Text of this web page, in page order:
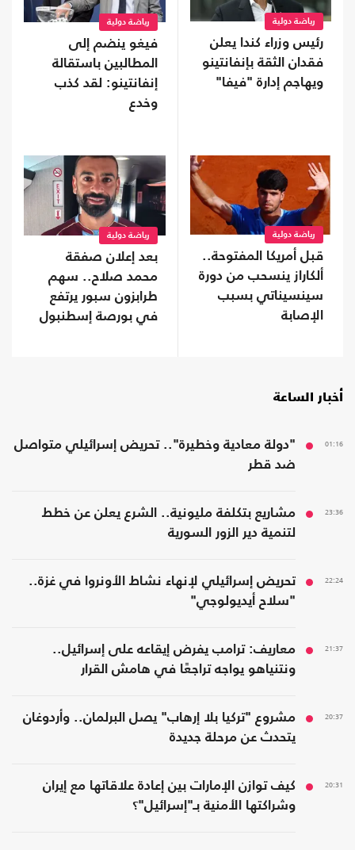
رياضة دولية
رئيس وزراء كندا يعلن
فقدان الثقة بإنفانتينو
ويهاجم إدارة "فيفا"
رياضة دولية
فيغو ينضم إلى
المطالبين باستقالة
إنفانتينو: لقد كذب
وخدع
رياضة دولية
قبل أمريكا المفتوحة..
ألكاراز ينسحب من دورة
سينسيناتي بسبب
الإصابة
رياضة دولية
بعد إعلان صفقة
محمد صلاح.. سهم
طرابزون سبور يرتفع
في بورصة إسطنبول
أخبار الساعة
01:16
"دولة معادية وخطيرة".. تحريض إسرائيلي متواصل
ضد قطر
23:36
مشاريع بتكلفة مليونية.. الشرع يعلن عن خطط
لتنمية دير الزور السورية
22:24
تحريض إسرائيلي لإنهاء نشاط الأونروا في غزة..
"سلاح أيديولوجي"
21:37
معاريف: ترامب يفرض إيقاعه على إسرائيل..
ونتنياهو يواجه تراجعًا في هامش القرار
20:37
مشروع "تركيا بلا إرهاب" يصل البرلمان.. وأردوغان
يتحدث عن مرحلة جديدة
20:31
كيف توازن الإمارات بين إعادة علاقاتها مع إيران
وشراكتها الأمنية بـ"إسرائيل"؟